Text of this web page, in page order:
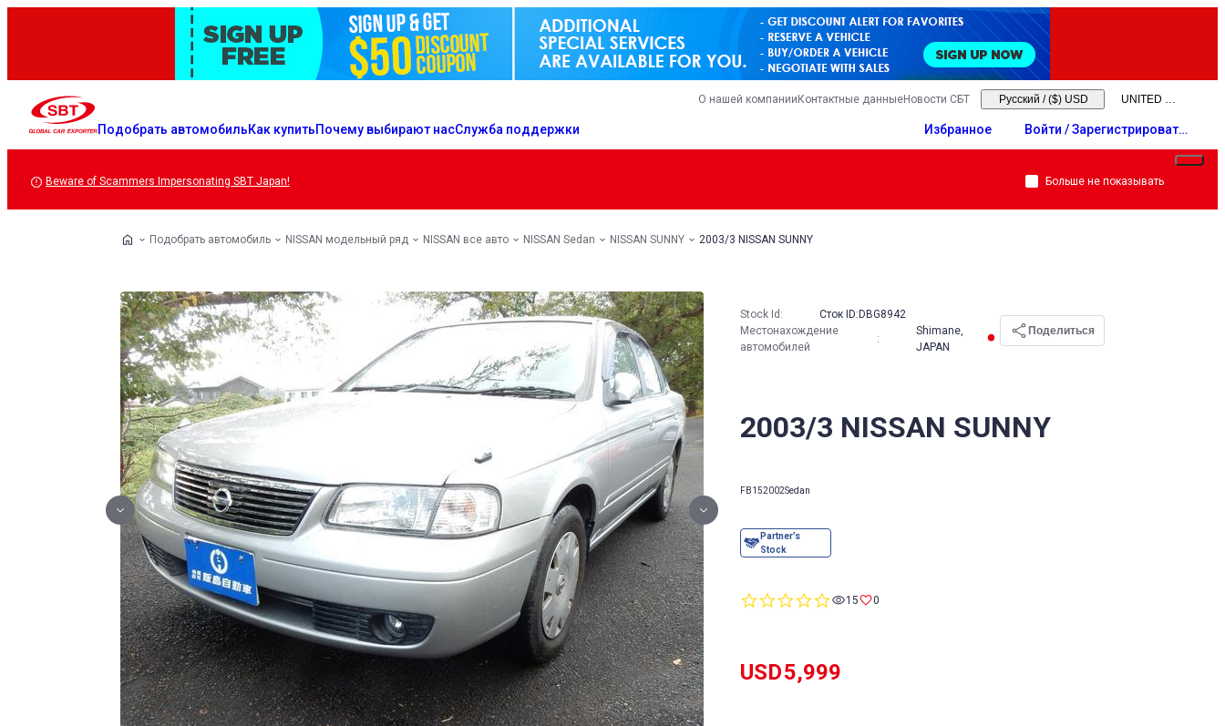
Подобрать автомобильКак купитьПочему выбирают насСлужба поддержки
О нашей компанииКонтактные данныеНовости СБТ Русский / ($) USD
Избранное
Войти / Зарегистрировать
ся
Beware of Scammers Impersonating SBT Japan! Больше не показывать
Подобрать автомобиль NISSAN модельный ряд NISSAN все авто NISSAN Sedan NISSAN SUNNY 2003/3 NISSAN SUNNY
2003/3 NISSAN SUNNY
FB152002Sedan
Stock Id: Сток ID: DBG8942
Местонахождение
автомобилей
:
Shimane,
JAPAN
Поделиться
0.015 0
USD5,999